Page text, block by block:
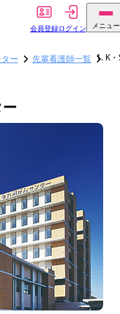
会員登録ログイン メニュー
ー 先輩看護師一覧 K